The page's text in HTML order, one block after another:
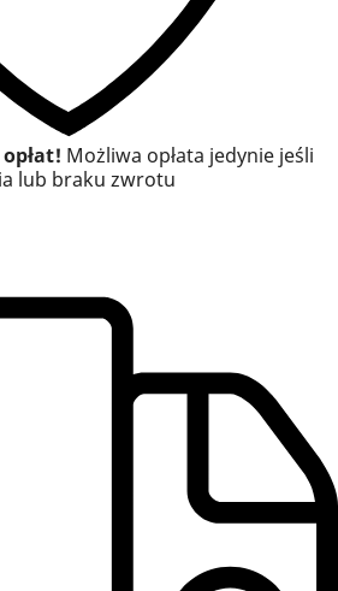
Możliwa opłata jedynie jeśli
lub braku zwrotu